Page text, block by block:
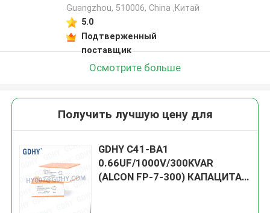
Guangzhou, 510006, China ,Китай
5.0
Подтверженный
поставщик
Осмотрите больше
Получить лучшую цену для
GDHY C41-BA1
0.66UF/1000V/300KVAR
(ALCON FP-7-300) КАПАЦИТАТ